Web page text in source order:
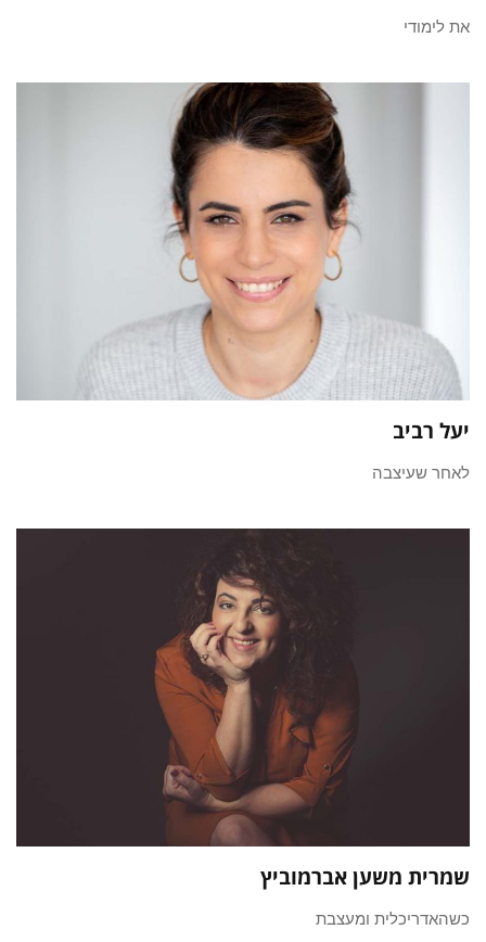
את לימודי
יעל רביב
לאחר שעיצבה
שמרית משען אברמוביץ
כשהאדריכלית ומעצבת